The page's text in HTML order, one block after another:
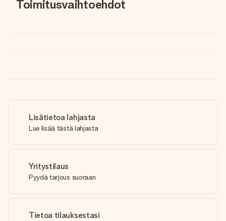
Toimitusvaihtoehdot
Lisätietoa lahjasta
Lue lisää tästä lahjasta
Yritystilaus
Pyydä tarjous suoraan
Tietoa tilauksestasi